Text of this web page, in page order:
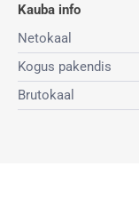
Kauba info
Netokaal
Kogus pakendis
Brutokaal